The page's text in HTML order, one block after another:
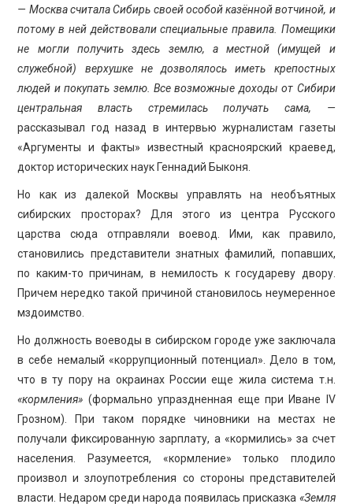
— Москва считала Сибирь своей особой казённой вотчиной, и
потому в ней действовали специальные правила. Помещики
не могли получить здесь землю, а местной (имущей и
служебной) верхушке не дозволялось иметь крепостных
людей и покупать землю. Все возможные доходы от Сибири
центральная власть стремилась получать сама, —
рассказывал год назад в интервью журналистам газеты
«Аргументы и факты» известный красноярский краевед,
доктор исторических наук Геннадий Быконя.
Но как из далекой Москвы управлять на необъятных
сибирских просторах? Для этого из центра Русского
царства сюда отправляли воевод. Ими, как правило,
становились представители знатных фамилий, попавших,
по каким-то причинам, в немилость к государеву двору.
Причем нередко такой причиной становилось неумеренное
мздоимство.
Но должность воеводы в сибирском городе уже заключала
в себе немалый «коррупционный потенциал». Дело в том,
что в ту пору на окраинах России еще жила система т.н.
«кормления» (формально упраздненная еще при Иване IV
Грозном). При таком порядке чиновники на местах не
получали фиксированную зарплату, а «кормились» за счет
населения. Разумеется, «кормление» только плодило
произвол и злоупотребления со стороны представителей
власти. Недаром среди народа появилась присказка «Земля